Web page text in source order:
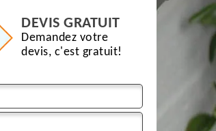
DEVIS GRATUIT
Demandez votre
devis, c'est gratuit!